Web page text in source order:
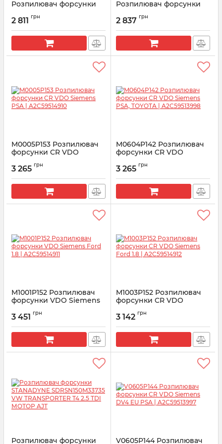
Розпилювач форсунки
Артикул:
2 811 грн
Розпилювач форсунки
Артикул:
2 837 грн
M0005P153 Розпилювач
форсунки CR VDO
A2C59514910
Артикул: A2C59514910
3 265 грн
M0604P142 Розпилювач
форсунки CR VDO
A2C59513998
Артикул: A2C59513998
3 265 грн
M1001P152 Розпилювач
форсунки VDO Siemens
Артикул:
3 451 грн
M1003P152 Розпилювач
форсунки CR VDO
A2C59514912
Артикул: A2C59514912
3 142 грн
Розпилювач форсунки
V0605P144 Розпилювач